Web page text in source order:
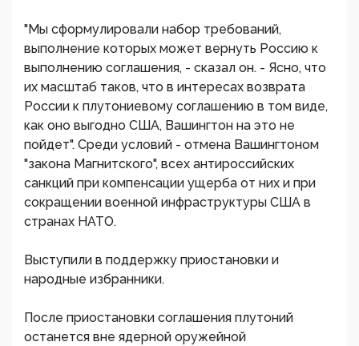
"Мы сформулировали набор требований,
выполнение которых может вернуть Россию к
выполнению соглашения, - сказал он. - Ясно, что
их масштаб таков, что в интересах возврата
России к плутониевому соглашению в том виде,
как оно выгодно США, Вашингтон на это не
пойдет". Среди условий - отмена Вашингтоном
"закона Магнитского", всех антироссийских
санкций при компенсации ущерба от них и при
сокращении военной инфраструктуры США в
странах НАТО.
Выступили в поддержку приостановки и
народные избранники.
После приостановки соглашения плутоний
останется вне ядерной оружейной